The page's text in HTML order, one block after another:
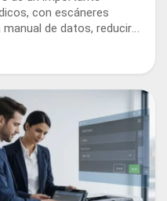
con escáneres
de datos, reducir
el flujo de caja con
IA.